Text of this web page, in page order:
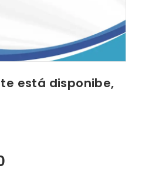
está disponibe,